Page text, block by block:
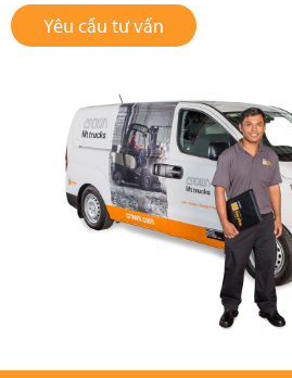
Yêu cầu tư vấn